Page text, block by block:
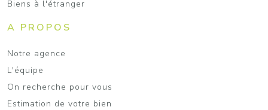
Biens à l'étranger
A PROPOS
Notre agence
L'équipe
On recherche pour vous
Estimation de votre bien